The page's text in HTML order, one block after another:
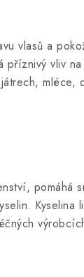
vlasů a
vliv
mléce,
pomáhá